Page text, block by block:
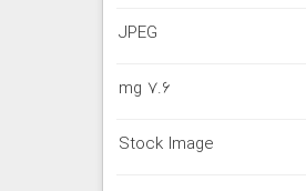
JPEG
7.6 mg
Stock Image